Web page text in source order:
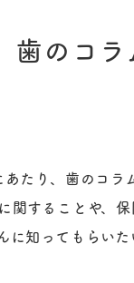
歯のコラ
たり、歯のコラ
関することや、
知ってもらい